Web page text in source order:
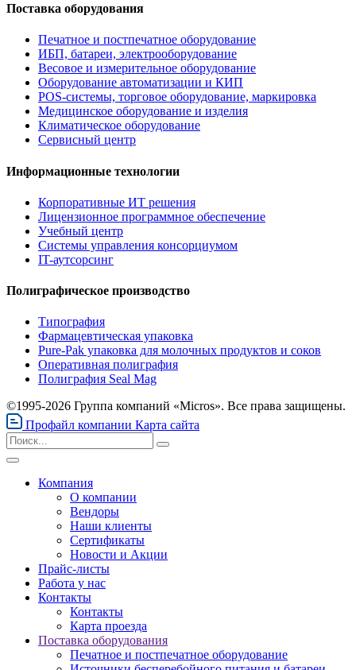
Поставка оборудования
Печатное и постпечатное оборудование
ИБП, батареи, электрооборудование
Весовое и измерительное оборудование
Оборудование автоматизации и КИП
POS-системы, торговое оборудование, маркировка
Медицинское оборудование и изделия
Климатическое оборудование
Сервисный центр
Информационные технологии
Корпоративные ИТ решения
Лицензионное программное обеспечение
Учебный центр
Системы управления консорциумом
IT-аутсорсинг
Полиграфическое производство
Типография
Фармацевтическая упаковка
Pure-Pak упаковка для молочных продуктов и соков
Оперативная полиграфия
Полиграфия Seal Mag
©1995-2026 Группа компаний «Micros». Все права защищены.
Профайл компании Карта сайта
Компания
О компании
Вендоры
Наши клиенты
Сертификаты
Новости и Акции
Прайс-листы
Работа у нас
Контакты
Контакты
Карта проезда
Поставка оборудования
Печатное и постпечатное оборудование